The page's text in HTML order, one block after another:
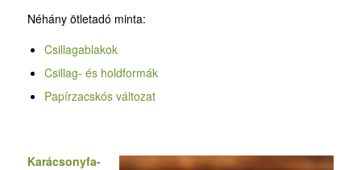
Néhány ötletadó minta:
Csillagablakok
Csillag- és holdformák
Papírzacskós változat
Karácsonyfa-